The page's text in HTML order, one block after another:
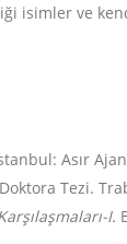
isimler ve
Asır
Doktora Tezi.
I.